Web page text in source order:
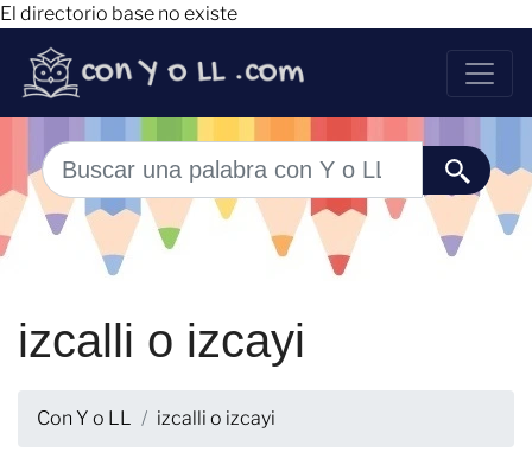
El directorio base no existe
izcalli o izcayi
Con Y o LL izcalli o izcayi